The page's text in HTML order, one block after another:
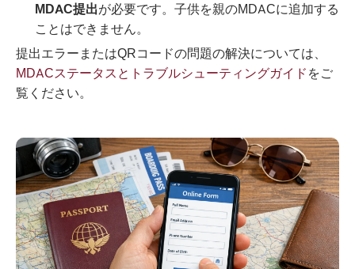
MDAC提出が必要です。子供を親のMDACに追加する
ことはできません。
提出エラーまたはQRコードの問題の解決については、
MDACステータスとトラブルシューティングガイドをご
覧ください。